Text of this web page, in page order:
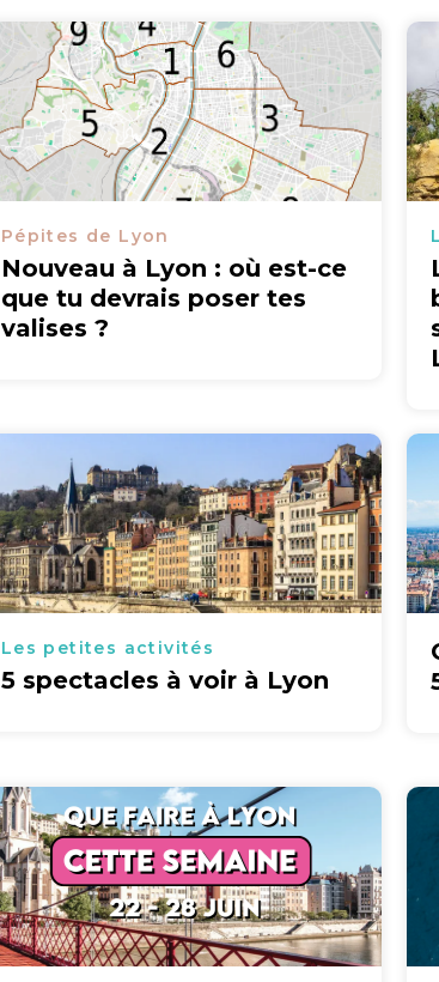
Pépites de Lyon
Nouveau à Lyon : où est-ce
que tu devrais poser tes
valises ?
Les petites activités
5 spectacles à voir à Lyon